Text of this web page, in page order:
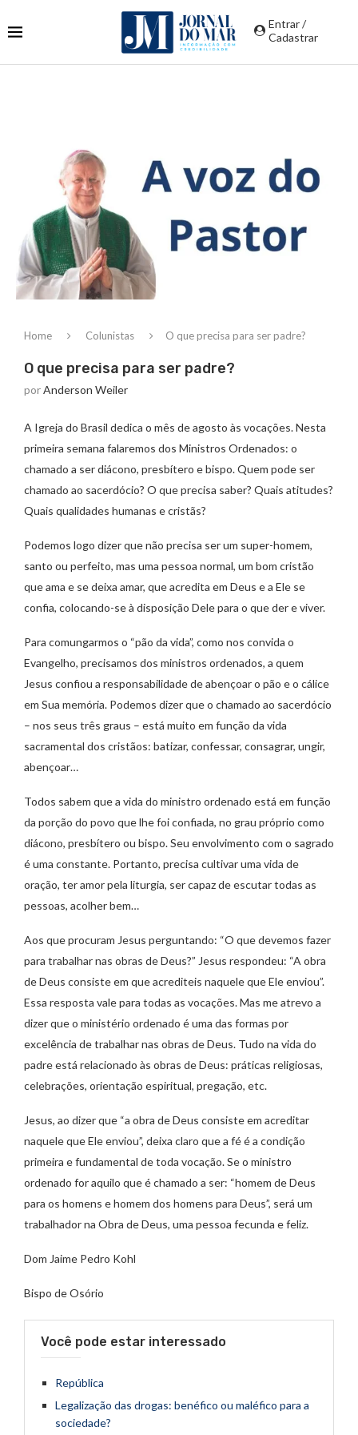
Entrar /
Cadastrar
Home Colunistas O que precisa para ser padre?
O que precisa para ser padre?
porAnderson Weiler
A Igreja do Brasil dedica o mês de agosto às vocações. Nesta
primeira semana falaremos dos Ministros Ordenados: o
chamado a ser diácono, presbítero e bispo. Quem pode ser
chamado ao sacerdócio? O que precisa saber? Quais atitudes?
Quais qualidades humanas e cristãs?
Podemos logo dizer que não precisa ser um super-homem,
santo ou perfeito, mas uma pessoa normal, um bom cristão
que ama e se deixa amar, que acredita em Deus e a Ele se
confia, colocando-se à disposição Dele para o que der e viver.
Para comungarmos o “pão da vida”, como nos convida o
Evangelho, precisamos dos ministros ordenados, a quem
Jesus confiou a responsabilidade de abençoar o pão e o cálice
em Sua memória. Podemos dizer que o chamado ao sacerdócio
– nos seus três graus – está muito em função da vida
sacramental dos cristãos: batizar, confessar, consagrar, ungir,
abençoar…
Todos sabem que a vida do ministro ordenado está em função
da porção do povo que lhe foi confiada, no grau próprio como
diácono, presbítero ou bispo. Seu envolvimento com o sagrado
é uma constante. Portanto, precisa cultivar uma vida de
oração, ter amor pela liturgia, ser capaz de escutar todas as
pessoas, acolher bem…
Aos que procuram Jesus perguntando: “O que devemos fazer
para trabalhar nas obras de Deus?” Jesus respondeu: “A obra
de Deus consiste em que acrediteis naquele que Ele enviou”.
Essa resposta vale para todas as vocações. Mas me atrevo a
dizer que o ministério ordenado é uma das formas por
excelência de trabalhar nas obras de Deus. Tudo na vida do
padre está relacionado às obras de Deus: práticas religiosas,
celebrações, orientação espiritual, pregação, etc.
Jesus, ao dizer que “a obra de Deus consiste em acreditar
naquele que Ele enviou”, deixa claro que a fé é a condição
primeira e fundamental de toda vocação. Se o ministro
ordenado for aquilo que é chamado a ser: “homem de Deus
para os homens e homem dos homens para Deus”, será um
trabalhador na Obra de Deus, uma pessoa fecunda e feliz.
Dom Jaime Pedro Kohl
Bispo de Osório
Você pode estar interessado
República
Legalização das drogas: benéfico ou maléfico para a
sociedade?